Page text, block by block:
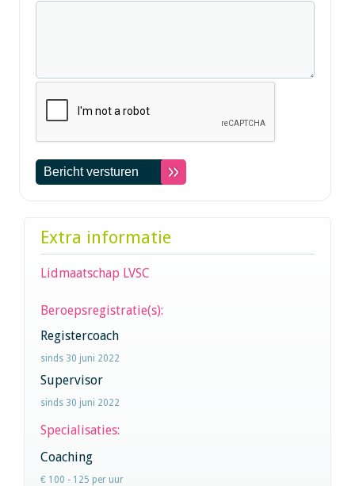
Extra informatie
Lidmaatschap LVSC
Beroepsregistratie(s):
Registercoach
sinds 30 juni 2022
Supervisor
sinds 30 juni 2022
Specialisaties:
Coaching
€ 100 - 125 per uur